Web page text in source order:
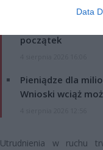
Data
ZOBACZ RÓWNIEŻ:
początek
Pieniądze dla
Wnioski wciąż
Utrudnienia w ruchu